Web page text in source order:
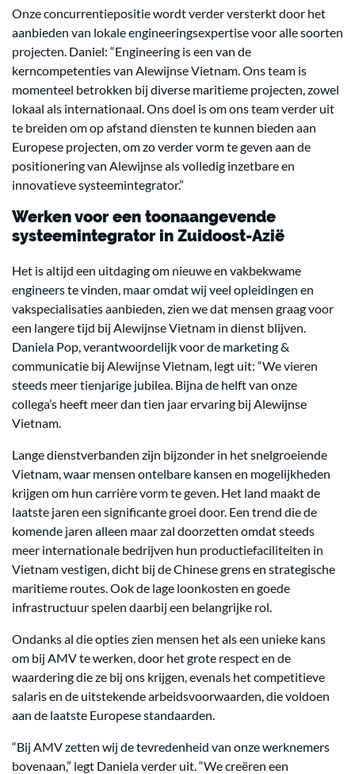
Onze concurrentiepositie wordt verder versterkt door het
aanbieden van lokale engineeringsexpertise voor alle soorten
projecten. Daniel: “Engineering is een van de
kerncompetenties van Alewijnse Vietnam. Ons team is
momenteel betrokken bij diverse maritieme projecten, zowel
lokaal als internationaal. Ons doel is om ons team verder uit
te breiden om op afstand diensten te kunnen bieden aan
Europese projecten, om zo verder vorm te geven aan de
positionering van Alewijnse als volledig inzetbare en
innovatieve systeemintegrator.”
Werken voor een toonaangevende
systeemintegrator in Zuidoost-Azië
Het is altijd een uitdaging om nieuwe en vakbekwame
engineers te vinden, maar omdat wij veel opleidingen en
vakspecialisaties aanbieden, zien we dat mensen graag voor
een langere tijd bij Alewijnse Vietnam in dienst blijven.
Daniela Pop, verantwoordelijk voor de marketing &
communicatie bij Alewijnse Vietnam, legt uit: “We vieren
steeds meer tienjarige jubilea. Bijna de helft van onze
collega’s heeft meer dan tien jaar ervaring bij Alewijnse
Vietnam.
Lange dienstverbanden zijn bijzonder in het snelgroeiende
Vietnam, waar mensen ontelbare kansen en mogelijkheden
krijgen om hun carrière vorm te geven. Het land maakt de
laatste jaren een significante groei door. Een trend die de
komende jaren alleen maar zal doorzetten omdat steeds
meer internationale bedrijven hun productiefaciliteiten in
Vietnam vestigen, dicht bij de Chinese grens en strategische
maritieme routes. Ook de lage loonkosten en goede
infrastructuur spelen daarbij een belangrijke rol.
Ondanks al die opties zien mensen het als een unieke kans
om bij AMV te werken, door het grote respect en de
waardering die ze bij ons krijgen, evenals het competitieve
salaris en de uitstekende arbeidsvoorwaarden, die voldoen
aan de laatste Europese standaarden.
“Bij AMV zetten wij de tevredenheid van onze werknemers
bovenaan,” legt Daniela verder uit. “We creëren een